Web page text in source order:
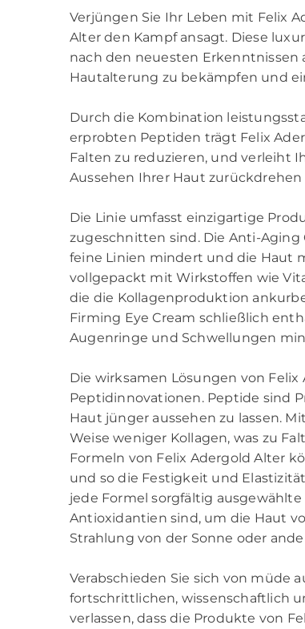
Verjüngen Sie Ihr Leben mit Felix
Alter den Kampf ansagt. Diese
nach den neuesten
Hautalterung zu bekämpfen und
Durch die Kombination
erprobten Peptiden trägt Felix
Falten zu reduzieren, und verleiht
Aussehen Ihrer Haut zurückdrehen
Die Linie umfasst einzigartige
zugeschnitten sind. Die Anti-
feine Linien mindert und die Haut
vollgepackt mit Wirkstoffen wie
die die Kollagenproduktion
Firming Eye Cream schließlich
Augenringe und Schwellungen
Die wirksamen Lösungen von
Peptidinnovationen. Peptide sind
Haut jünger aussehen zu lassen.
Weise weniger Kollagen, was zu
Formeln von Felix Adergold Alter
und so die Festigkeit und
jede Formel sorgfältig
Antioxidantien sind, um die Haut
Strahlung von der Sonne oder
Verabschieden Sie sich von müde
fortschrittlichen, wissenschaftlich
verlassen, dass die Produkte von